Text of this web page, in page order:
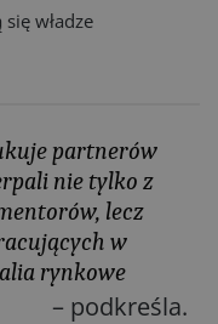
władze
partnerów
nie tylko z
lecz
w
rynkowe
– podkreśla.